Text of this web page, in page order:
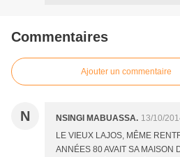
Commentaires
Ajouter un commentaire
N NSINGI MABUASSA. 13/10/
LE VIEUX LAJOS, MÊME
ANNÉES 80 AVAIT SA MAISON